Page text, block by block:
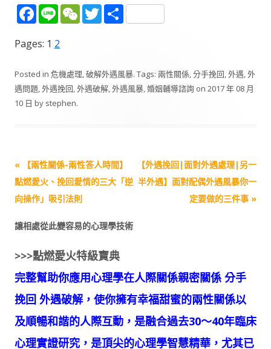
F
ac
e
b
o
o
Li
n
e
W
h
at
T
er
分
Pages: 1 2
Posted in 危機處理,破解外遇風暴. Tags: 兩性關係,分手挽回,外遇,外
遇問題,外遇挽回,外遇破解,外遇風暴,婚姻輔導諮詢 on 2017 年 08 月
10 日 by stephen.
Post
navigation
« 【兩性關係-兩性答人時間】
點燃愛火、挽回愛情的三大「逆
向操作」吸引法則
【外遇挽回|面對外遇處理|另一
半外遇】面對配偶外遇風暴你一
定要做的三件事 »
讓相處從此變容易的心理學技術
>>>點燃愛火特級寶典
完整幫助你應用心理學在人際關係親密關係 分手
挽回 外遇破解，使你擁有幸福甜蜜的兩性關係以
及順暢和諧的人際互動，是融合過去30～40年臨床
心理實證研究，是頂尖的心理學智慧精華，尤其已